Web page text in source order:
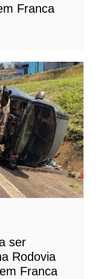
Franca
ser
Rodovia
Franca